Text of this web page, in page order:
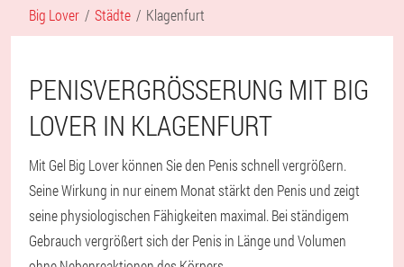
Big Lover Städte Klagenfurt
PENISVERGRÖSSERUNG MIT BIG L
OVER IN KLAGENFURT
Mit Gel Big Lover können Sie den Penis schnell vergrößern.
Seine Wirkung in nur einem Monat stärkt den Penis und zeigt
seine physiologischen Fähigkeiten maximal. Bei ständigem
Gebrauch vergrößert sich der Penis in Länge und Volumen